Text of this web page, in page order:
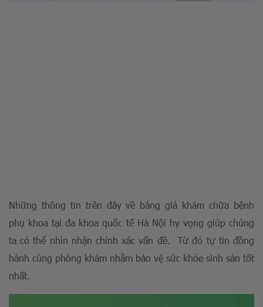
Những thông tin trên đây về bảng giá khám chữa bệnh
phụ khoa tại đa khoa quốc tế Hà Nội hy vọng giúp chúng
ta có thể nhìn nhận chính xác vấn đề. Từ đó tự tin đồng
hành cùng phòng khám nhằm bảo vệ sức khỏe sinh sản tốt
nhất.